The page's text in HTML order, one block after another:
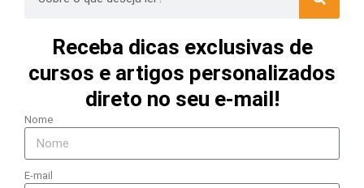
Receba dicas exclusivas de
cursos e artigos personalizados
direto no seu e-mail!
Nome
E-mail